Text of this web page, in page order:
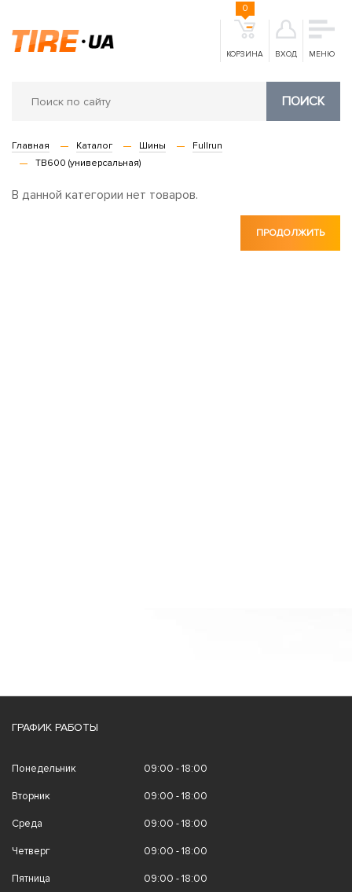
КОРЗИНА
0
ВХОД МЕНЮ
ПОИСК
Главная Каталог Шины
Fullrun
TB600 (универсальная)
В данной категории нет товаров.
ПРОДОЛЖИТЬ
ГРАФИК РАБОТЫ
Понедельник 09:00 - 18:00
Вторник 09:00 - 18:00
Среда 09:00 - 18:00
Четверг 09:00 - 18:00
Пятница 09:00 - 18:00